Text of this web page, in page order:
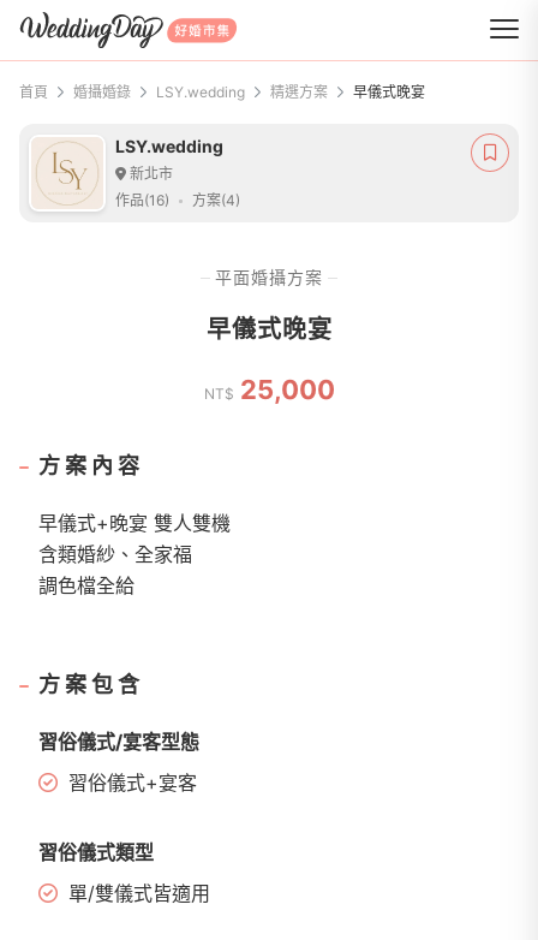
WeddingDay 好婚市集
首頁 婚攝婚錄 LSY.wedding 精選方案 早儀式晚宴
LSY.wedding
新北市
作品(16)
方案(4)
平面婚攝方案
早儀式晚宴
NT$ 25,000
方案內容
早儀式+晚宴 雙人雙機
含類婚紗、全家福
調色檔全給
方案包含
習俗儀式/宴客型態
習俗儀式+宴客
習俗儀式類型
單/雙儀式皆適用